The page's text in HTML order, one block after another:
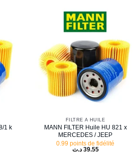
1 k
FILTRE À HUILE
MANN FILTER Huile HU 821 x
MERCEDES / JEEP
0.99 points de fidélité
39.55 د.ت